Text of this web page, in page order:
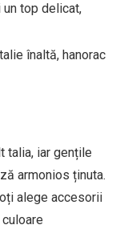
top delicat,
înaltă, hanorac
talia, iar gențile
armonios ținuta.
alege accesorii